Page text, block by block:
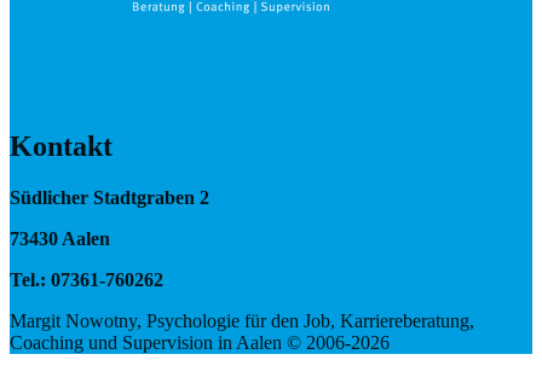
Kontakt
Südlicher Stadtgraben 2
73430 Aalen
Tel.: 07361-760262
Margit Nowotny, Psychologie für den Job, Karriereberatung,
Coaching und Supervision in Aalen © 2006-2026